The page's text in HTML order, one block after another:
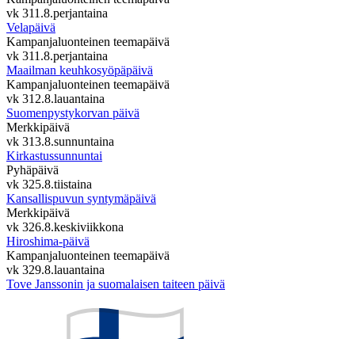
vk 311.8.perjantaina
Velapäivä
Kampanjaluonteinen teemapäivä
vk 311.8.perjantaina
Maailman keuhkosyöpäpäivä
Kampanjaluonteinen teemapäivä
vk 31 2.8.lauantaina
Suomenpystykorvan päivä
Merkkipäivä
vk 313.8.sunnuntaina
Kirkastussunnuntai
Pyhäpäivä
vk 325.8.tiistaina
Kansallispuvun syntymäpäivä
Merkkipäivä
vk 326.8.keskiviikkona
Hiroshima-päivä
Kampanjaluonteinen teemapäivä
vk 329.8.lauantaina
Tove Janssonin ja suomalaisen taiteen päivä